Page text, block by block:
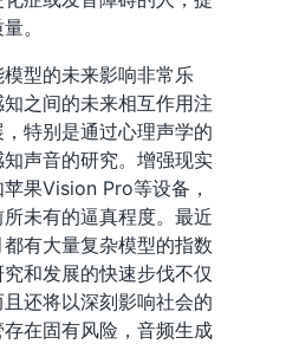
。
型的未来影响非常乐
之间的未来相互作用注
特别是通过心理声学的
声音的研究。增强现实
果Vision Pro等设备，
未有的逼真程度。最近
有大量复杂模型的指数
和发展的快速步伐不仅
还将以深刻影响社会的
在固有风险，音频生成